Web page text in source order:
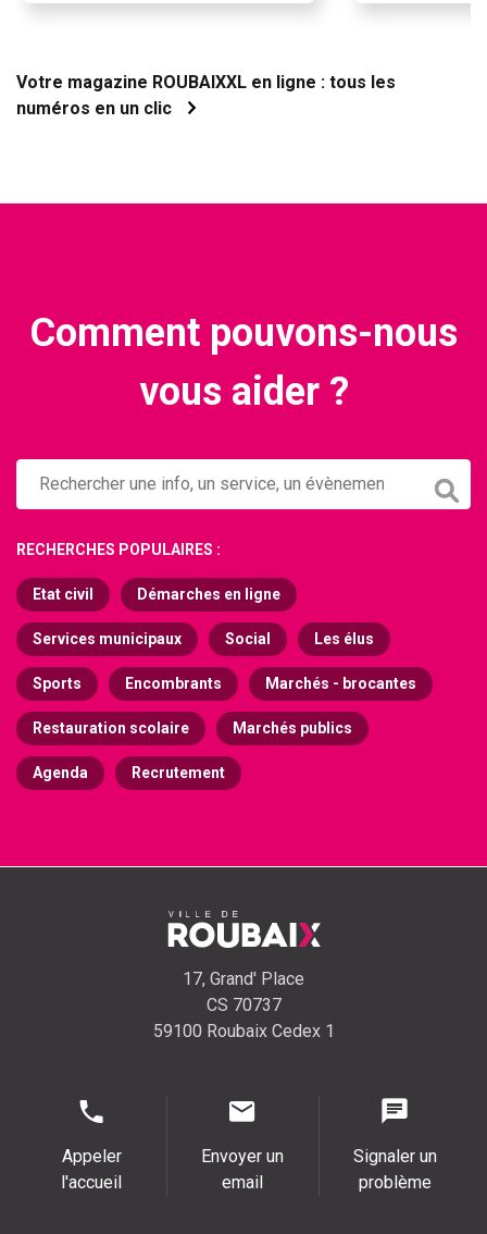
Votre magazine ROUBAIXXL en ligne : tous les
numéros en un clic
Comment pouvons-nous
vous aider ?
RECHERCHES POPULAIRES :
Etat civil Démarches en ligne
Services municipaux Social Les élus
Sports Encombrants Marchés - brocantes
Restauration scolaire Marchés publics
Agenda Recrutement
17, Grand' Place
CS 70737
59100 Roubaix Cedex 1
Appeler
l'accueil
Envoyer un
email
Signaler un
problème